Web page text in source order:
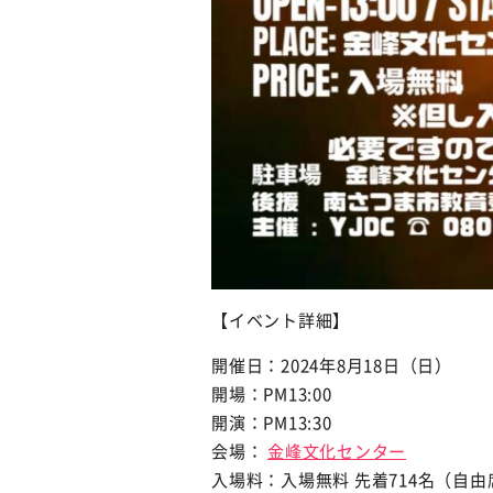
【イベント詳細】
開催日：2024年8月18日（日）
開場：PM13:00
開演：PM13:30
会場： 金峰文化センター
入場料：入場無料 先着714名（自由